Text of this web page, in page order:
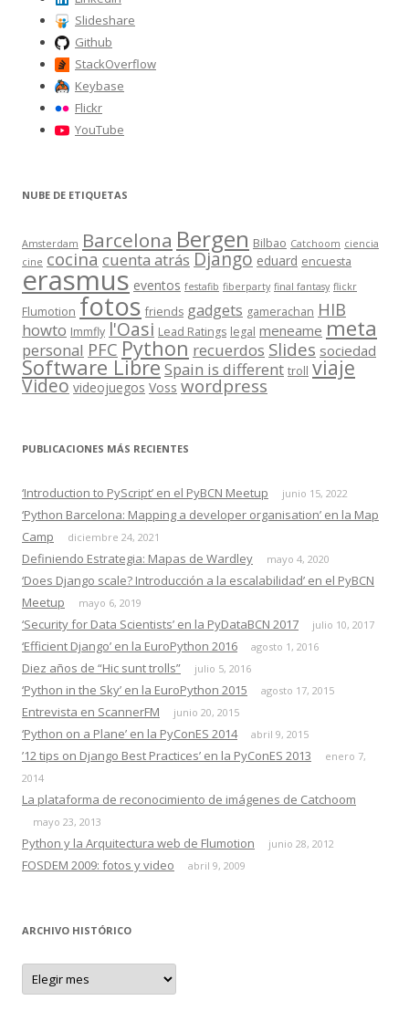
Slideshare
Github
StackOverflow
Keybase
Flickr
YouTube
NUBE DE ETIQUETAS
Amsterdam Barcelona Bergen Bilbao Catchoom ciencia
cine cocinacuenta atrás Django eduard encuesta
erasmus eventos festafib fiberparty final fantasy flickr
Flumotion fotos friends gadgets gamerachan HIB
howto Immfly l'Oasi Lead Ratings legal meneame meta
personal PFC Python recuerdos Slides sociedad
Software LibreSpain is different troll viaje
Video videojuegos Voss wordpress
PUBLICACIONES MÁS RECIENTES
‘Introduction to PyScript’ en el PyBCN Meetup junio 15, 2022
‘Python Barcelona: Mapping a developer organisation’ en la Map
Camp
diciembre 24, 2021
Definiendo Estrategia: Mapas de Wardley mayo 4, 2020
‘Does Django scale? Introducción a la escalabilidad’ en el PyBCN
Meetup
mayo 6, 2019
‘Security for Data Scientists’ en la PyDataBCN 2017 julio 10, 2017
‘Efficient Django’ en la EuroPython 2016 agosto 1, 2016
Diez años de “Hic sunt trolls” julio 5, 2016
‘Python in the Sky’ en la EuroPython 2015 agosto 17, 2015
Entrevista en ScannerFM junio 20, 2015
‘Python on a Plane’ en la PyConES 2014 abril 9, 2015
’12 tips on Django Best Practices’ en la PyConES 2013
enero 7,
2014
La plataforma de reconocimiento de imágenes de Catchoom
mayo 23, 2013
Python y la Arquitectura web de Flumotion junio 28, 2012
FOSDEM 2009: fotos y video abril 9, 2009
ARCHIVO HISTÓRICO
A
c